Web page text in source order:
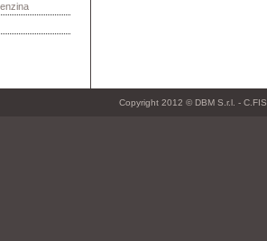
Copyright 2012 © DBM S.r.l. -